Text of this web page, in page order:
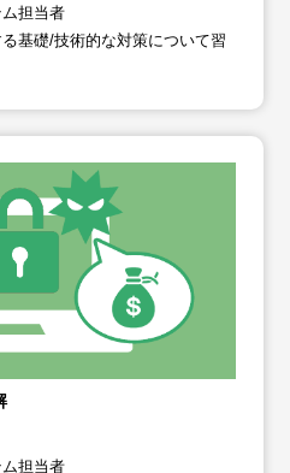
担当者
基礎/技術的な対策について習
担当者